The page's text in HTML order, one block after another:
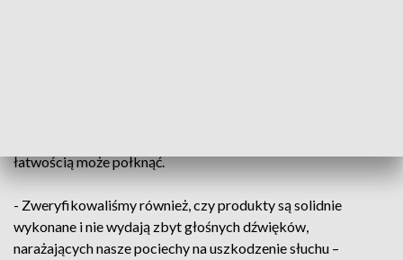
łatwością może połknąć.
- Zweryfikowaliśmy również, czy produkty są solidnie
wykonane i nie wydają zbyt głośnych dźwięków,
narażających nasze pociechy na uszkodzenie słuchu –